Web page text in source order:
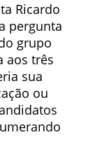
Ricardo
pergunta
grupo
aos três
sua
ou